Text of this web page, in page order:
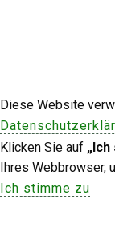
Diese Website
Klicken Sie auf
Ihres Webbrowser,
Ich stimme zu